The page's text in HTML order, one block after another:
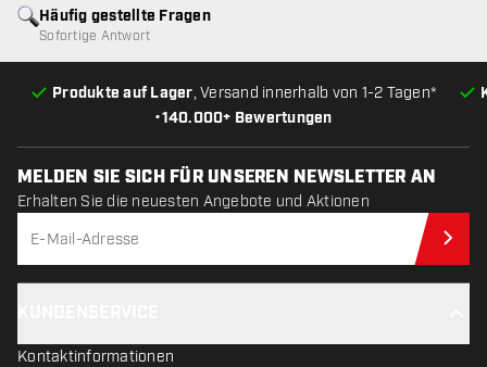
•140.000+ Bewertungen
Produkte auf Lager, Versand innerhalb von 1-2 Tagen*
Häufig gestellte Fragen
Sofortige Antwort
MELDEN SIE SICH FÜR UNSEREN NEWSLETTER AN
Erhalten Sie die neuesten Angebote und Aktionen
Kontaktinformationen